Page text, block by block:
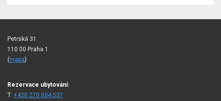
Petrská 31
110 00 Praha 1
(mapa)
Rezervace ubytování:
T: +420 270 004 537